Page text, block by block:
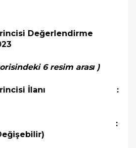
Değerlendirme
6 resim arası )
Birincisi İlanı :
Töreni :